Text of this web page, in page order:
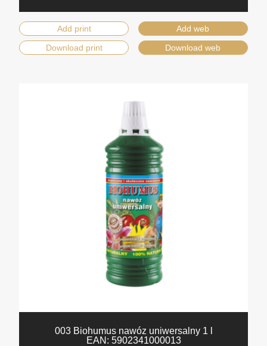
Add print
Add web
Download print
Download web
003 Biohumus nawóz uniwersalny 1 l
EAN: 5902341000013